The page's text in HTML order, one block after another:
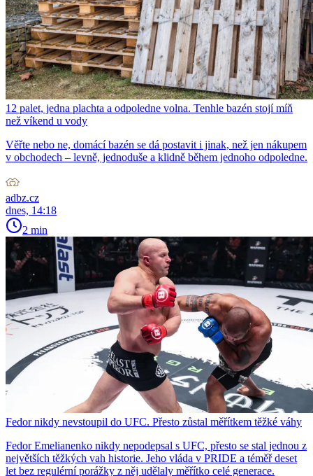
12 palet, jedna plachta a odpoledne volna. Tenhle bazén stojí míň
než víkend u vody
Věřte nebo ne, domácí bazén se dá postavit i jinak, než jen nákupem
v obchodech – levně, jednoduše a klidně během jednoho odpoledne.
adbz.cz
dnes, 14:18
2 min
Fedor nikdy nevstoupil do UFC. Přesto zůstal měřítkem těžké váhy
Fedor Emelianenko nikdy nepodepsal s UFC, přesto se stal jednou z
největších těžkých vah historie. Jeho vláda v PRIDE a téměř deset
let bez regulérní porážky z něj udělaly měřítko celé generace.